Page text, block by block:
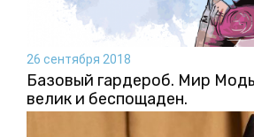
26 сентября 2018
Базовый гардероб. Мир
велик и беспощаден.